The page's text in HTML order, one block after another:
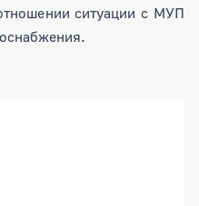
ситуации с МУП